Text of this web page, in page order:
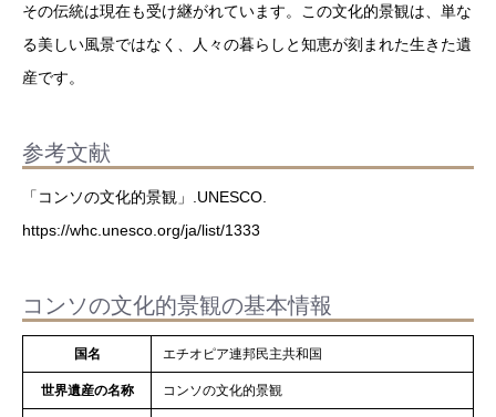
その伝統は現在も受け継がれています。この文化的景観は、単な
る美しい風景ではなく、人々の暮らしと知恵が刻まれた生きた遺
産です。
参考文献
「コンソの文化的景観」.UNESCO.
https://whc.unesco.org/ja/list/1333
コンソの文化的景観の基本情報
国名 エチオピア連邦民主共和国
世界遺産の名称 コンソの文化的景観